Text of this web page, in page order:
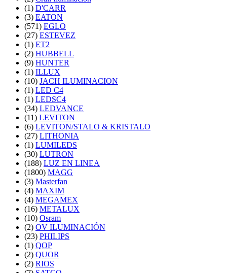
(1) D'CARR
(3) EATON
(571) EGLO
(27) ESTEVEZ
(1) ET2
(2) HUBBELL
(9) HUNTER
(1) ILLUX
(10) JACH ILUMINACION
(1) LED C4
(1) LEDSC4
(34) LEDVANCE
(11) LEVITON
(6) LEVITON/STALO & KRISTALO
(27) LITHONIA
(1) LUMILEDS
(30) LUTRON
(188) LUZ EN LINEA
(1800) MAGG
(3) Masterfan
(4) MAXIM
(4) MEGAMEX
(16) METALUX
(10) Osram
(2) OV ILUMINACIÓN
(23) PHILIPS
(1) QOP
(2) QUOR
(2) RIOS